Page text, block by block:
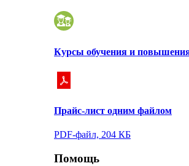
Курсы обучения и
Прайс-лист одним файлом
PDF-файл, 204 КБ
Помощь